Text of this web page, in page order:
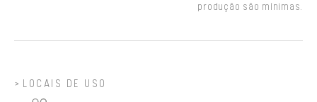
produção são mínimas.
LOCAIS DE USO